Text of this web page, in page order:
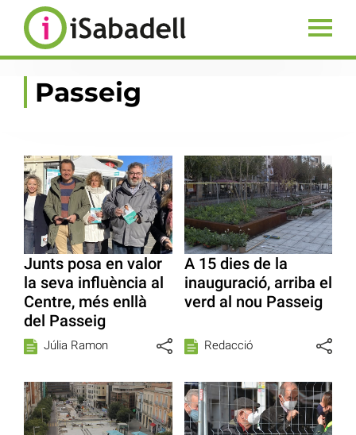
Passeig
Junts posa en valor
la seva influència al
Centre, més enllà
del Passeig
Júlia Ramon
A 15 dies de la
inauguració, arriba el
verd al nou Passeig
Redacció